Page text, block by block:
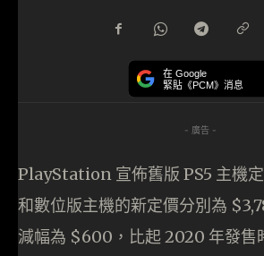
在 Google
緊貼《PCM》消息
- 廣告 -
PlayStation 宣佈舊版 PS5 主機
和數位版主機的新定價分別為
減幅為 $600，比起 2020 年發售